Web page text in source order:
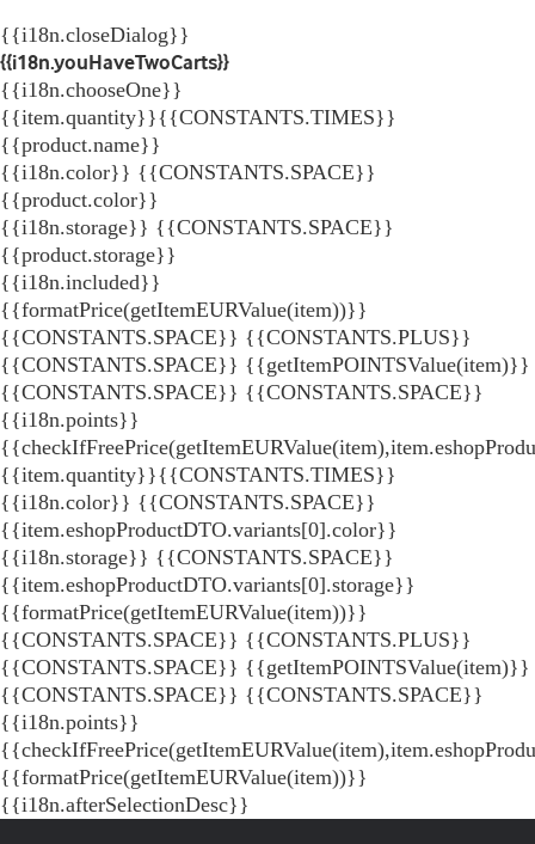
{{i18n.closeDialog}}
{{i18n.youHaveTwoCarts}}
{{i18n.chooseOne}}
{{item.quantity}}{{CONSTANTS.TIMES}}
{{product.name}}
{{i18n.color}} {{CONSTANTS.SPACE}}
{{product.color}}
{{i18n.storage}} {{CONSTANTS.SPACE}}
{{product.storage}}
{{i18n.included}}
{{formatPrice(getItemEURValue(item))}}
{{CONSTANTS.SPACE}} {{CONSTANTS.PLUS}}
{{CONSTANTS.SPACE}} {{getItemPOINTSValue(item)}}
{{CONSTANTS.SPACE}} {{CONSTANTS.SPACE}}
{{i18n.points}}
{{item.quantity}}{{CONSTANTS.TIMES}}
{{i18n.color}} {{CONSTANTS.SPACE}}
{{item.eshopProductDTO.variants[0].color}}
{{i18n.storage}} {{CONSTANTS.SPACE}}
{{item.eshopProductDTO.variants[0].storage}}
{{formatPrice(getItemEURValue(item))}}
{{CONSTANTS.SPACE}} {{CONSTANTS.PLUS}}
{{CONSTANTS.SPACE}} {{getItemPOINTSValue(item)}}
{{CONSTANTS.SPACE}} {{CONSTANTS.SPACE}}
{{i18n.points}}
{{formatPrice(getItemEURValue(item))}}
{{i18n.afterSelectionDesc}}